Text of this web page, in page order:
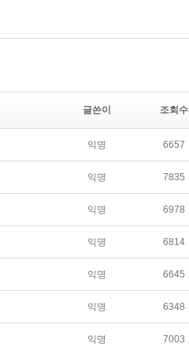
글쓴이 조회수
익명 6657
익명 7835
익명 6978
익명 6814
익명 6645
익명 6348
익명 7003